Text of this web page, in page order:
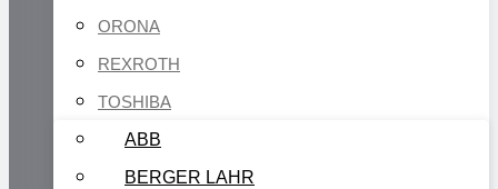
ORONA
REXROTH
TOSHIBA
ABB
BERGER LAHR